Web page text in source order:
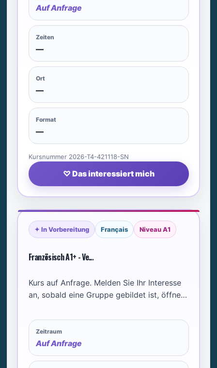
Auf Anfrage
Zeiten
—
Ort
—
Format
—
Kursnummer 2026-T4-421118-SN
♡ Das interessiert mich
✦ In Vorbereitung Français Niveau A1
Französisch A1+ - Ve...
Kurs auf Anfrage. Melden Sie Ihr Interesse
an, sobald eine Gruppe gebildet ist, öffnen
Zeitraum
Auf Anfrage